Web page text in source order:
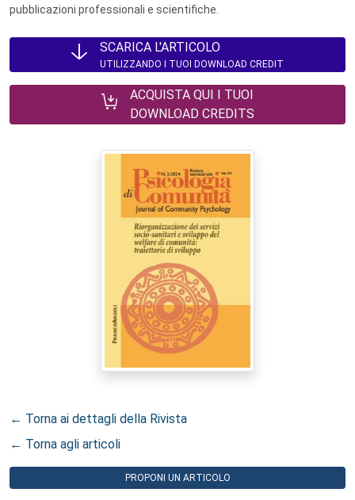
pubblicazioni professionali e scientifiche.
SCARICA L'ARTICOLO
UTILIZZANDO I TUOI DOWNLOAD CREDIT
ACQUISTA QUI I TUOI
DOWNLOAD CREDITS
← Torna ai dettagli della Rivista
← Torna agli articoli
PROPONI UN ARTICOLO